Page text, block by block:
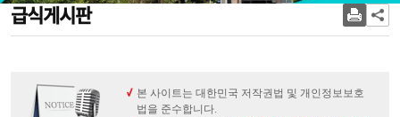
급식게시판
본 사이트는 대한민국 저작권법 및 개인정보보호
법을 준수합니다.